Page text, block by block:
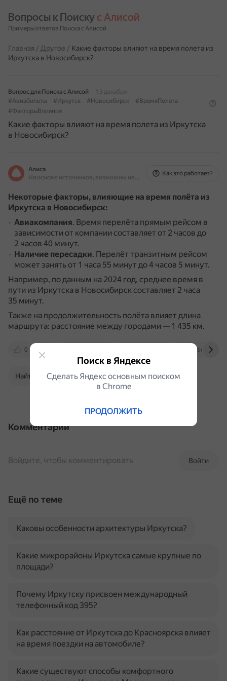
Вопросы к Поиску с Алисой
Примеры ответов Поиска с Алисой
Главная / Другое / Какие факторы влияют на время полета из
Иркутска в Новосибирск?
Вопрос для Поиска с Алисой
13 декабря
#Авиабилеты
#Иркутск #Новосибирск
#ВремяПолета
#ФакторыВлияния
Какие факторы влияют на время полета из Иркутска
в Новосибирск?
Алиса
На основе источников, возможны неточности
Как это работает?
Некоторые факторы, влияющие на время полёта из
Иркутска в Новосибирск:
Авиакомпания. Время перелёта прямым рейсом в
зависимости от компании составляет от 2 часов до
2 часов 40 минут.
Наличие пересадки. Перелёт транзитным рейсом
может занять от 1 часа 55 минут до 4 часов 5 минут.
Например, по данным на 2024 год, среднее время в
пути из Иркутска в Новосибирск составляет 2 часа
35 минут.
Также на продолжительность полёта влияет длина
маршрута: расстояние между городами — 1 435 км.
0 uniticket.ru
Найти в Поиске
Комментарии
Войти
Войдите, чтобы комментировать
Ещё по теме
Каковы особенности архитектуры Иркутска?
Какие микрорайоны Иркутска самые крупные по
площади?
Почему Иркутску присвоен международный
телефонный код 395?
Как расстояние от Иркутска до Красноярска влияет
на время поездки на автомобиле?
Какие существуют способы комфортного
Поиск в Яндексе
Сделать Яндекс основным поиском
в Сhrome
ПРОДОЛЖИТЬ